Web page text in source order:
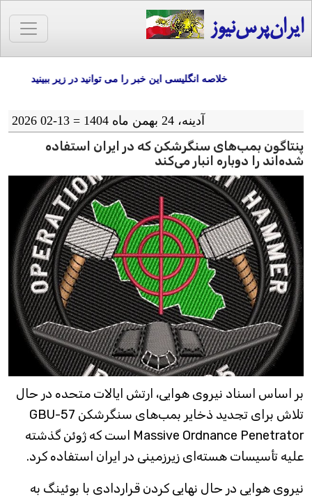
ایران‌پرس‌نیوز
خلاصه انگلیسی این خبر را می توانید در زیر ببینید
آدينه، 24 بهمن ماه 1404 = 13-02 2026
پنتاگون بمب‌های سنگرشکن که در ایران استفاده
شده‌اند را دوباره انبار می‌کند
بر اساس اسناد نیروی هوایی، ارتش ایالات متحده در حال
تلاش برای تجدید ذخایر بمب‌های سنگرشکن GBU-57
Massive Ordnance Penetrator است که ژوئن گذشته
علیه تأسیسات هسته‌ای زیرزمینی در ایران استفاده کرد.
نیروی هوایی در حال نهایی کردن قراردادی با بوئینگ به